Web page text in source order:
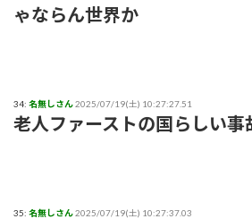
ゃならん世界か
34: 名無しさん2025/07/19(土) 10:27:27.51
老人ファーストの国らしい事
35: 名無しさん2025/07/19(土) 10:27:37.03